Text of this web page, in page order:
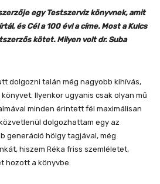
egy Testszerviz könyvnek, amit
és Cél a 100 év! a címe. Most a Kulcs
kötet. Milyen volt dr. Suba
dolgozni talán még nagyobb kihívás,
Ilyenkor ugyanis csak olyan mű
minden érintett fél maximálisan
dolgozhattam egy az
generáció hölgy tagjával, még
hiszem Réka friss szemléletet,
hozott a könyvbe.